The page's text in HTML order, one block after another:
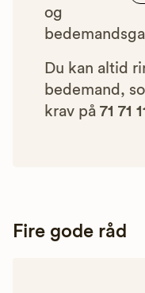
og at vi
Du kan altid
bedemand,
krav på 71 71
Fire gode råd